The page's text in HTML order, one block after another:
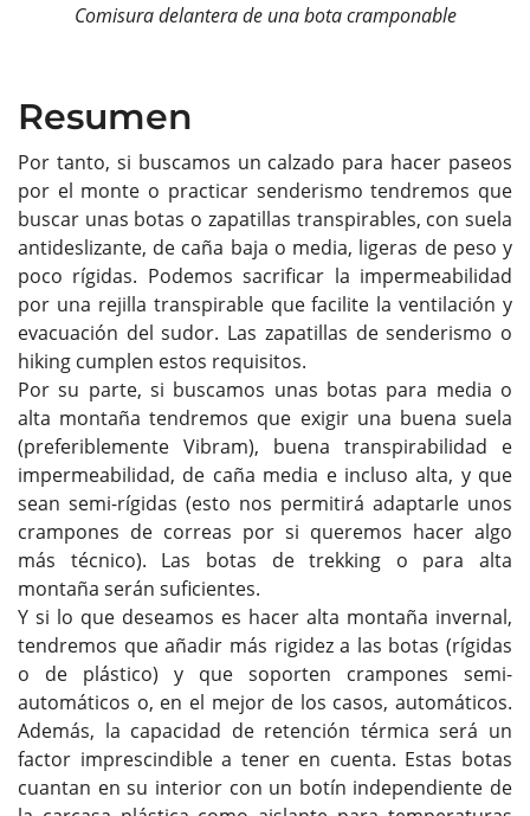
Comisura delantera de una bota cramponable
Resumen
Por tanto, si buscamos un calzado para hacer paseos
por el monte o practicar senderismo tendremos que
buscar unas botas o zapatillas transpirables, con suela
antideslizante, de caña baja o media, ligeras de peso y
poco rígidas. Podemos sacrificar la impermeabilidad
por una rejilla transpirable que facilite la ventilación y
evacuación del sudor. Las zapatillas de senderismo o
hiking cumplen estos requisitos.
Por su parte, si buscamos unas botas para media o
alta montaña tendremos que exigir una buena suela
(preferiblemente Vibram), buena transpirabilidad e
impermeabilidad, de caña media e incluso alta, y que
sean semi-rígidas (esto nos permitirá adaptarle unos
crampones de correas por si queremos hacer algo
más técnico). Las botas de trekking o para alta
montaña serán suficientes.
Y si lo que deseamos es hacer alta montaña invernal,
tendremos que añadir más rigidez a las botas (rígidas
o de plástico) y que soporten crampones semi-
automáticos o, en el mejor de los casos, automáticos.
Además, la capacidad de retención térmica será un
factor imprescindible a tener en cuenta. Estas botas
cuantan en su interior con un botín independiente de